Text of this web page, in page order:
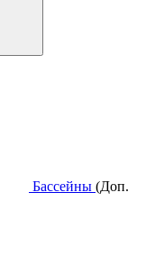
Бассейны (Доп.